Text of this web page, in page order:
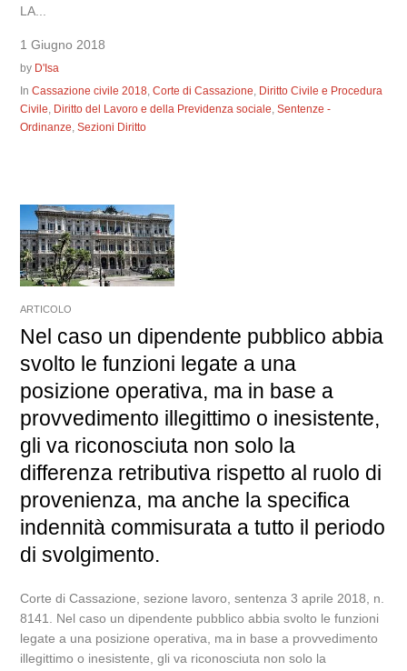
LA...
1 Giugno 2018
by D'Isa
InCassazione civile 2018,Corte di Cassazione, Diritto Civile e Procedura
Civile, Diritto del Lavoro e della Previdenza sociale,Sentenze -
Ordinanze,Sezioni Diritto
ARTICOLO
Nel caso un dipendente pubblico abbia
svolto le funzioni legate a una
posizione operativa, ma in base a
provvedimento illegittimo o inesistente,
gli va riconosciuta non solo la
differenza retributiva rispetto al ruolo di
provenienza, ma anche la specifica
indennità commisurata a tutto il periodo
di svolgimento.
Corte di Cassazione, sezione lavoro, sentenza 3 aprile 2018, n.
8141. Nel caso un dipendente pubblico abbia svolto le funzioni
legate a una posizione operativa, ma in base a provvedimento
illegittimo o inesistente, gli va riconosciuta non solo la